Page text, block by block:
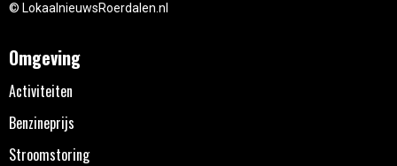
© LokaalnieuwsRoerdalen.nl
Omgeving
Activiteiten
Benzineprijs
Stroomstoring